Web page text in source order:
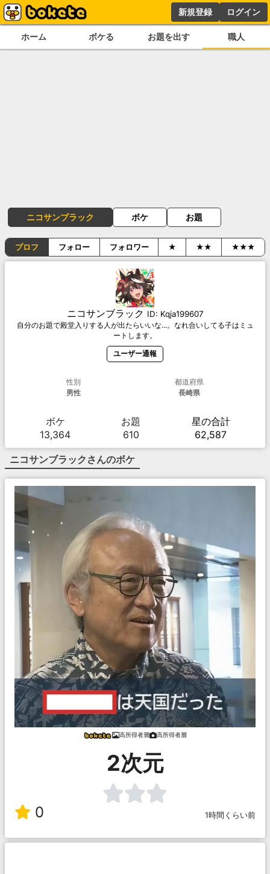
新規登録 ログイン
ホーム ボケる お題を出す 職人
ニコサンブラック ボケ お題
プロフ フォロー フォロワー ★ ★★ ★★★
ニコサンブラック ID: Kqja199607
自分のお題で殿堂入りする人が出たらいいな...。なれ合いしてる子はミュ
ートします。
ユーザー通報
性別
男性
都道府県
長崎県
ボケ
13,364
お題
610
星の合計
62,587
ニコサンブラック さんのボケ
高所得者層 高所得者層
2次元
0 1時間くらい前